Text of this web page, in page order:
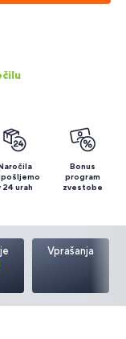
24 urah
Bonus
program
zvestobe
Vprašanja